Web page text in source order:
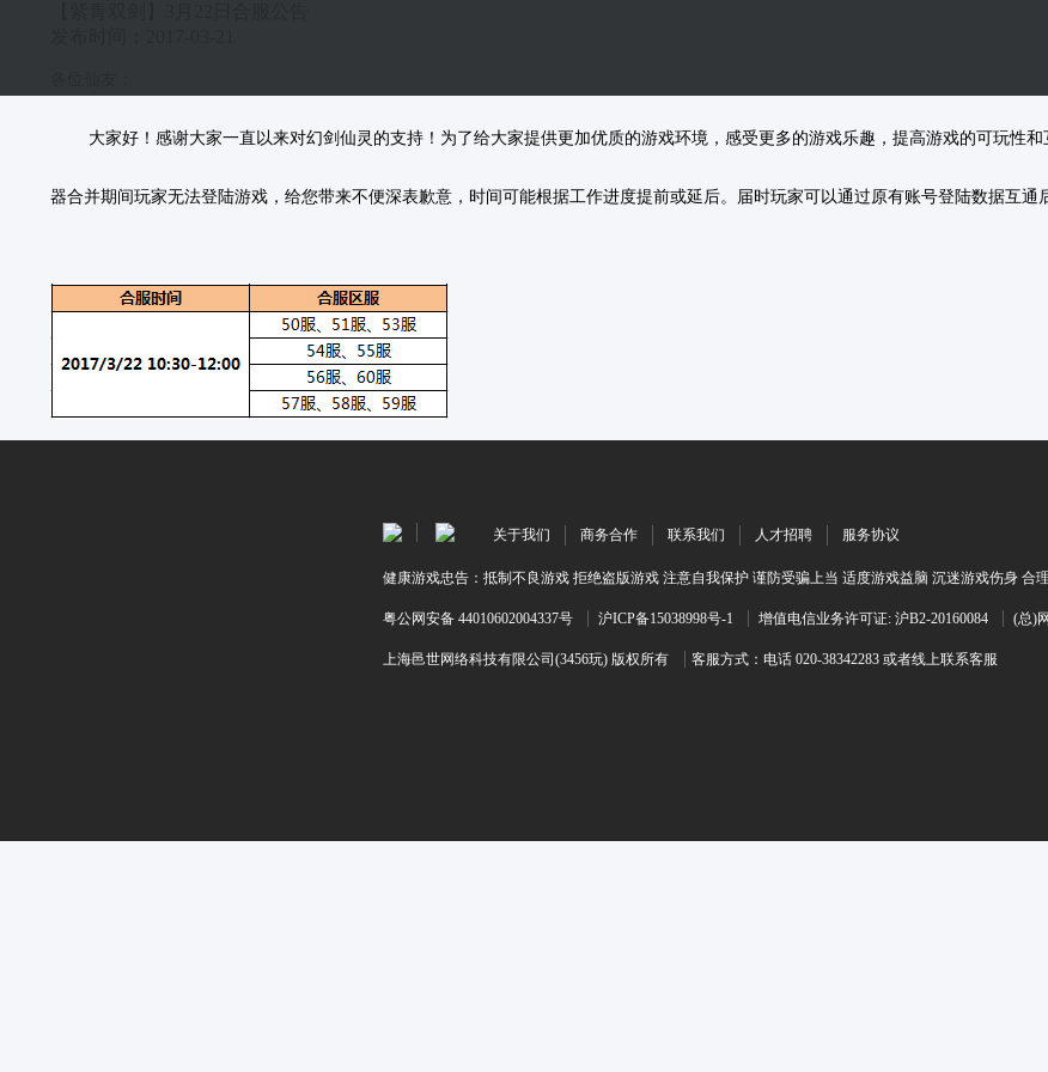
大家好！感谢大家一直以来对幻剑仙灵的支持！为了给大家提供更加优质的游戏环境，感受更多的游戏乐趣，提高游戏的可玩性
器合并期间玩家无法登陆游戏，给您带来不便深表歉意，时间可能根据工作进度提前或延后。届时玩家可以通过原有账号登陆数据互通
关于我们 商务合作 联系我们 人才招聘 服务协议
健康游戏忠告：抵制不良游戏 拒绝盗版游戏 注意自我保护 谨防受骗上当 适度游戏益脑 沉迷游戏伤身 合
粤公网安备 44010602004337号 沪ICP备15038998号-1 增值电信业务许可证: 沪B2-20160084 (总)
上海邑世网络科技有限公司(3456玩) 版权所有 客服方式：电话 020-38342283 或者线上联系客服